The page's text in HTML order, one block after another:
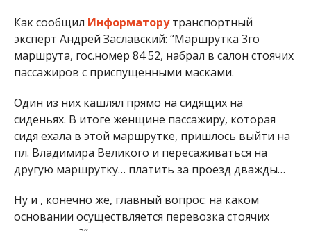
Как сообщил Информаторутранспортный
эксперт Андрей Заславский: “Маршрутка 3го
маршрута, гос.номер 84 52, набрал в салон стоячих
пассажиров с приспущенными масками.
Один из них кашлял прямо на сидящих на
сиденьях. В итоге женщине пассажиру, которая
сидя ехала в этой маршрутке, пришлось выйти на
пл. Владимира Великого и пересаживаться на
другую маршрутку… платить за проезд дважды…
Ну и , конечно же, главный вопрос: на каком
основании осуществляется перевозка стоячих